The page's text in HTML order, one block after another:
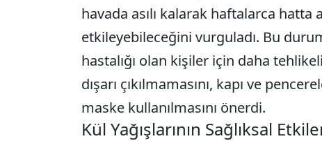
havada asılı kalarak haftalarca hatta
etkileyebileceğini vurguladı. Bu
hastalığı olan kişiler için daha
dışarı çıkılmamasını, kapı ve
maske kullanılmasını önerdi.
Kül Yağışlarının Sağlıksal